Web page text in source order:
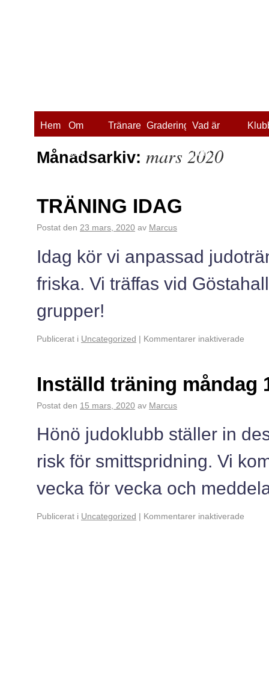
Hem Om
oss
Tränare Gradering Vad är
judo?
Månadsarkiv: mars 2020
TRÄNING IDAG
Postat den 23 mars, 2020 av Marcus
Idag kör vi anpassad
friska. Vi träffas vid
grupper!
Publicerat i Uncategorized | Kommentarer inaktiverade
Inställd träning måndag
Postat den 15 mars, 2020 av Marcus
Hönö judoklubb ställer in
risk för smittspridning. Vi
vecka för vecka och
Publicerat i Uncategorized | Kommentarer inaktiverade